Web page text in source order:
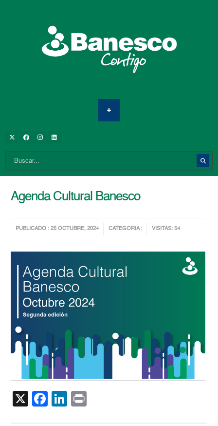
Agenda Cultural Banesco
PUBLICADO : 25 OCTUBRE, 2024 CATEGORIA : VISITAS: 54
X Facebook
LinkedIn